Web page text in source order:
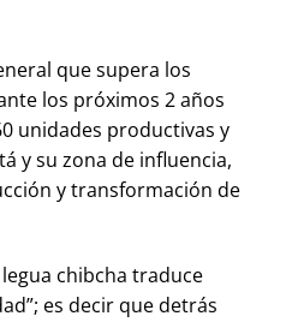
que supera los
los próximos 2 años
unidades productivas y
y su zona de influencia,
y transformación de
chibcha traduce
es decir que detrás